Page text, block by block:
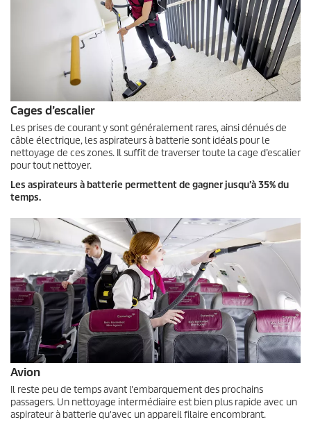
Cages d’escalier
Les prises de courant y sont généralement rares, ainsi dénués de
câble électrique, les aspirateurs à batterie sont idéals pour le
nettoyage de ces zones. Il suffit de traverser toute la cage d’escalier
pour tout nettoyer.
Les aspirateurs à batterie permettent de gagner jusqu’à 35% du
temps.
Avion
Il reste peu de temps avant l'embarquement des prochains
passagers. Un nettoyage intermédiaire est bien plus rapide avec un
aspirateur à batterie qu'avec un appareil filaire encombrant.